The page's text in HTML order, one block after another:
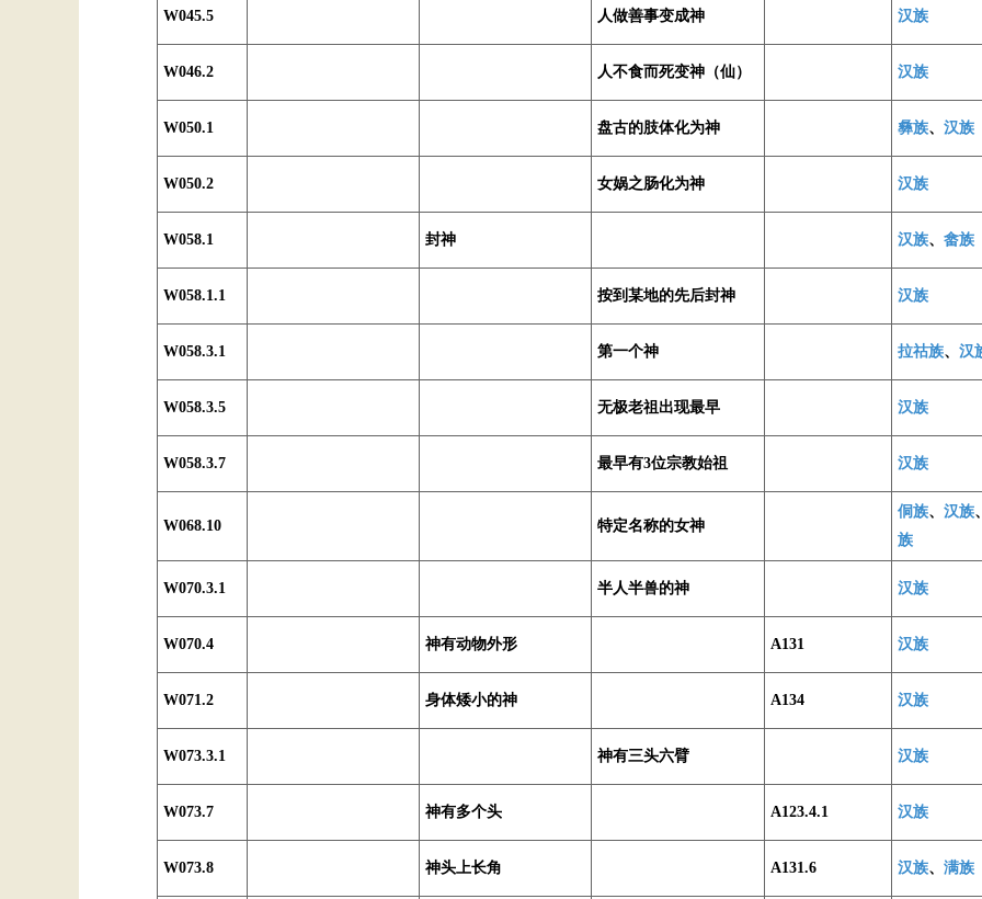
W045.5 人做善事变成神 汉族
W046.2 人不食而死变神（仙） 汉族
W050.1 盘古的肢体化为神 彝族、 汉族
W050.2 女娲之肠化为神 汉族
W058.1 封神 汉族、 畲族
W058.1.1 按到某地的先后封神 汉族
W058.3.1 第一个神 拉祜族、 汉
W058.3.5 无极老祖出现最早 汉族
W058.3.7 最早有3位宗教始祖 汉族
W068.10 特定名称的女神
侗族、 汉族
族
W070.3.1 半人半兽的神 汉族
W070.4 神有动物外形 A131 汉族
W071.2 身体矮小的神 A134 汉族
W073.3.1 神有三头六臂 汉族
W073.7 神有多个头 A123.4.1 汉族
W073.8 神头上长角 A131.6 汉族、 满族